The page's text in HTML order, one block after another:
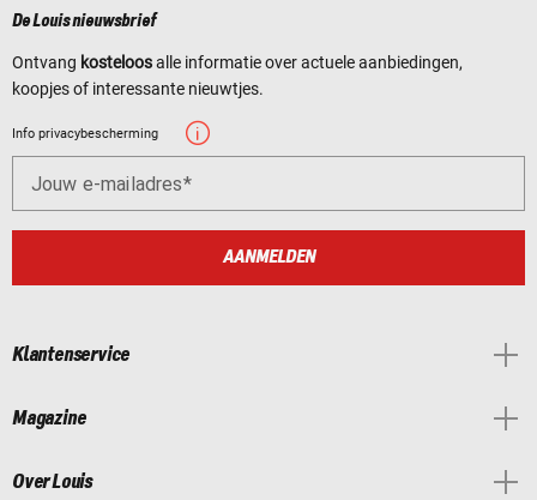
De Louis nieuwsbrief
Ontvang kosteloosalle informatie over actuele aanbiedingen,
koopjes of interessante nieuwtjes.
Info privacybescherming
Jouw e-mailadres
AANMELDEN
Klantenservice
Magazine
Over Louis